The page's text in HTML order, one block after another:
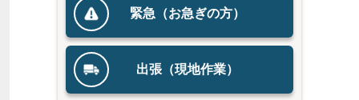
緊急（お急ぎの方）
出張（現地作業）